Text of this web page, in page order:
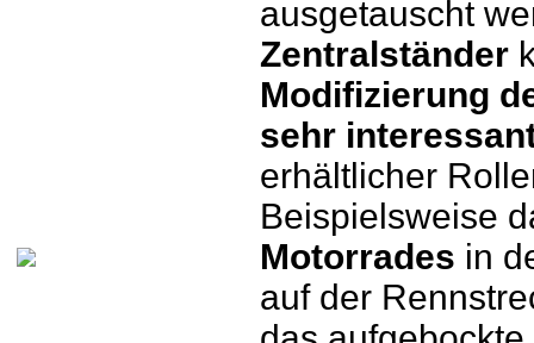
ausgetauscht
Zentralständer
Modifizierung
sehr
erhältlicher
Beispielsweise
Motorrades in
auf der